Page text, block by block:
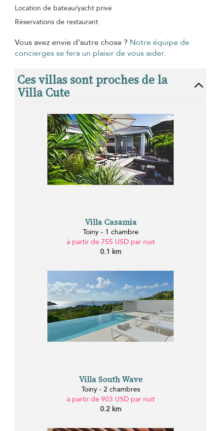
Location de bateau/yacht privé
Réservations de restaurant
Vous avez envie d'autre chose ? Notre équipe de
concierges se fera un plaisir de vous aider.
Ces villas sont proches de la
Villa Cute
Villa Casamia
Toiny - 1 chambre
à partir de 755 USD par nuit
0.1 km
Villa South Wave
Toiny - 2 chambres
à partir de 903 USD par nuit
0.2 km